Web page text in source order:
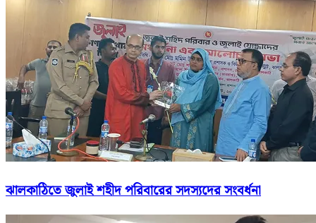
ঝালকাঠিতে জুলাই শহীদ পরিবারের সদস্যদের সংবর্ধনা